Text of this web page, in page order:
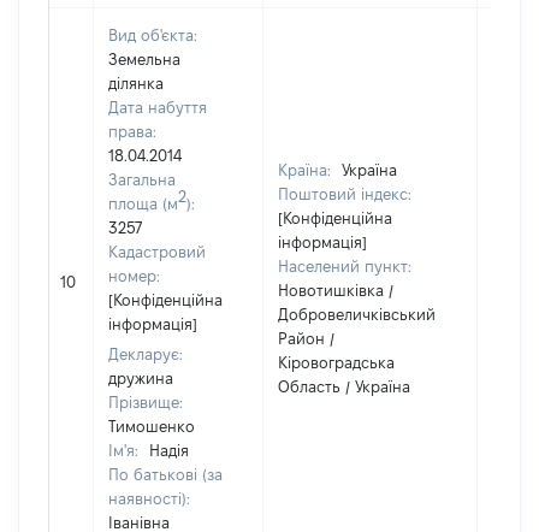
10
Вид об'єкта:
Земельна
ділянка
Дата набуття
права:
18.04.2014
Загальна
площа (м2):
3257
Кадастровий
номер:
[Конфіденційна
інформація]
Декларує:
дружина
Прізвище:
Тимошенко
Ім'я:
Надія
По батькові (за
наявності):
Іванівна
Країна:
Україна
Поштовий індекс:
[Конфіденційна
інформація]
Населений пункт:
Новотишківка /
Добровеличківський
Район /
Кіровоградська
Область / Україна